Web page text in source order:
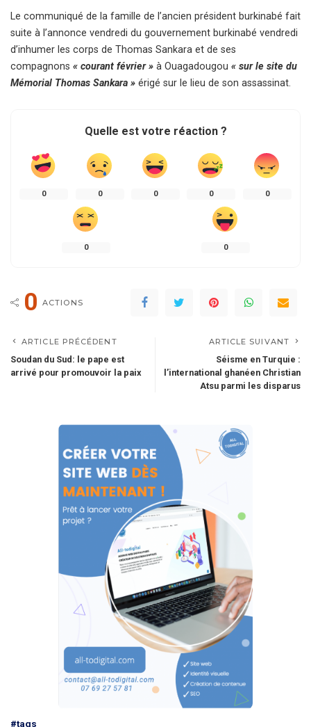
Le communiqué de la famille de l’ancien président burkinabé fait
suite à l’annonce vendredi du gouvernement burkinabé vendredi
d’inhumer les corps de Thomas Sankara et de ses
compagnons « courant février » à Ouagadougou « sur le site du
Mémorial Thomas Sankara » érigé sur le lieu de son assassinat.
Quelle est votre réaction ?
0 0 0 0 0
0 0
0 ACTIONS
ARTICLE PRÉCÉDENT
Soudan du Sud: le pape est
arrivé pour promouvoir la paix
ARTICLE SUIVANT
Séisme en Turquie :
l’international ghanéen Christian
Atsu parmi les disparus
#tags